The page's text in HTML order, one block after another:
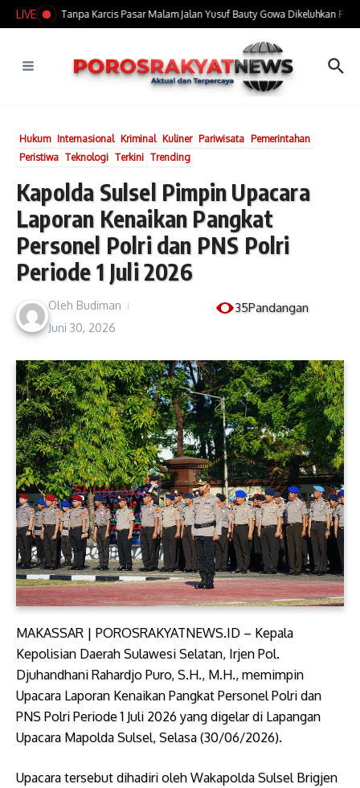
Lewati ke konten
LIVE
Tarif Parkir Tanpa Karcis Pasar Malam Jalan Yusuf Bauty Gowa Dikeluhkan
Hukum Internasional Kriminal Kuliner Pariwisata Pemerintahan
Peristiwa Teknologi Terkini Trending
Kapolda Sulsel Pimpin Upacara
Laporan Kenaikan Pangkat
Personel Polri dan PNS Polri
Periode 1 Juli 2026
Oleh Budiman 35Pandangan
Juni 30, 2026
MAKASSAR | POROSRAKYATNEWS.ID – Kepala
Kepolisian Daerah Sulawesi Selatan, Irjen Pol.
Djuhandhani Rahardjo Puro, S.H., M.H., memimpin
Upacara Laporan Kenaikan Pangkat Personel Polri dan
PNS Polri Periode 1 Juli 2026 yang digelar di Lapangan
Upacara Mapolda Sulsel, Selasa (30/06/2026).
Upacara tersebut dihadiri oleh Wakapolda Sulsel Brigjen